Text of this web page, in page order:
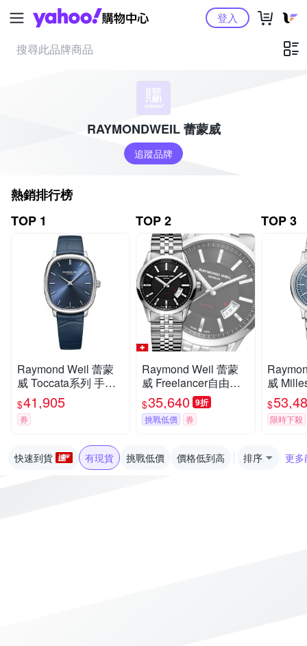
Yahoo購物中心登入
RAYMONDWEIL 蕾蒙威
追蹤品牌
熱銷排行榜
TOP 1
Raymond Weil 蕾蒙
威 Toccata系列 手動
上鍊 經典簡約機械腕
錶 父親節 禮物 推薦 3
8mm/2280-STC-5000
$41,905
券
TOP 2
Raymond Weil 蕾蒙
威 Freelancer自由騎
士 黑璣刻面自動上鍊
男款42㎜ R01(2730-
ST-20001)
$35,640 9折
挑戰低價 券
TOP 3
威
針 經
節 禮物
2930-
$
限時下殺
快速到貨 有現貨 挑戰低價 價格低到高 排序 更多